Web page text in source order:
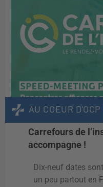
AU COEUR D'OCP
Carrefours de
accompagne !
Dix-neuf dates
un peu partout en